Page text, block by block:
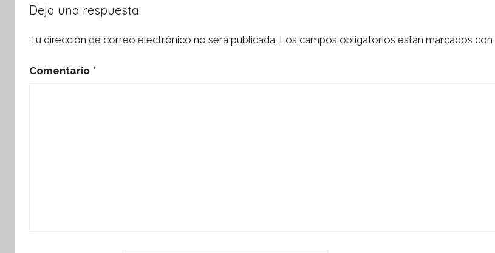
Deja una respuesta
Tu dirección de correo electrónico no será publicada. Los campos obligatorios están marcados con
Comentario *